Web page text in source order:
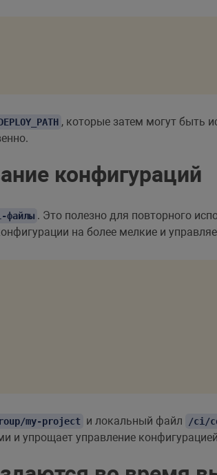
, которые затем могут быть
конфигураций
файлы . Это полезно для повторного
на более мелкие и
my-project и локальный файл /ci/
и упрощает управление